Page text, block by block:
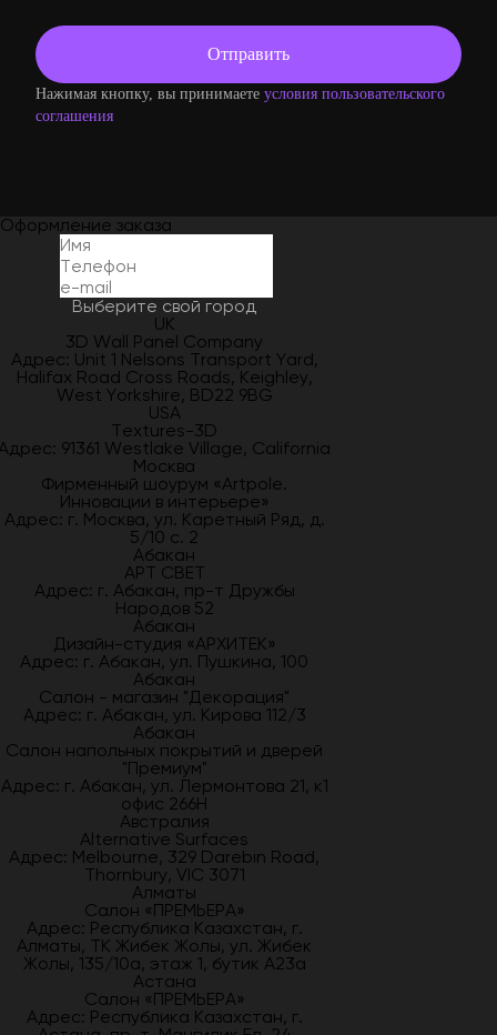
Нажимая кнопку, вы принимаете условия пользовательского
соглашения
Оформление заказа
Выберите свой город
UK
3D Wall Panel Company
Адрес: Unit 1 Nelsons Transport Yard,
Halifax Road Cross Roads, Keighley,
West Yorkshire, BD22 9BG
USA
Textures-3D
91361 Westlake Village, California
Москва
Фирменный шоурум «Artpole.
Инновации в интерьере»
Адрес: г. Москва, ул. Каретный Ряд, д.
5/10 с. 2
Абакан
АРТ СВЕТ
Адрес: г. Абакан, пр-т Дружбы
Народов 52
Абакан
Дизайн-студия «АРХИТЕК»
Адрес: г. Абакан, ул. Пушкина, 100
Абакан
Салон - магазин "Декорация"
Адрес: г. Абакан, ул. Кирова 112/3
Абакан
Салон напольных покрытий и дверей
"Премиум"
Адрес: г. Абакан, ул. Лермонтова 21, к1
офис 266Н
Австралия
Alternative Surfaces
Адрес: Melbourne, 329 Darebin Road,
Thornbury, VIC 3071
Алматы
Салон «ПРЕМЬЕРА»
Адрес: Республика Казахстан, г.
Алматы, ТК Жибек Жолы, ул. Жибек
Жолы, 135/10а, этаж 1, бутик А23а
Астана
Салон «ПРЕМЬЕРА»
Адрес: Республика Казахстан, г.